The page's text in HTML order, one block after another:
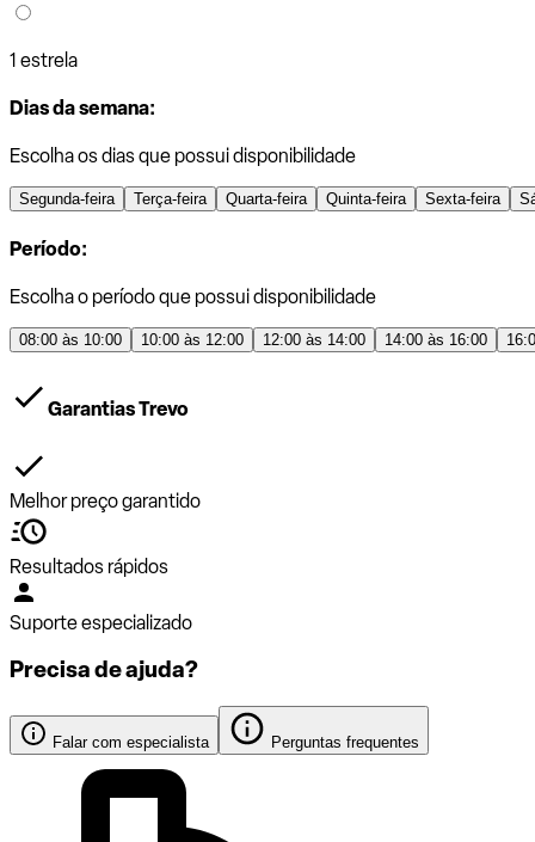
1 estrela
Dias da semana:
Escolha os dias que possui disponibilidade
Segunda-feira Terça-feira Quarta-feira Quinta-feira Sexta-feira
Período:
Escolha o período que possui disponibilidade
08:00 às 10:00 10:00 às 12:00 12:00 às 14:00 14:00 às 16:00
Garantias Trevo
Melhor preço garantido
Resultados rápidos
Suporte especializado
Precisa de ajuda?
Falar com especialista Perguntas frequentes